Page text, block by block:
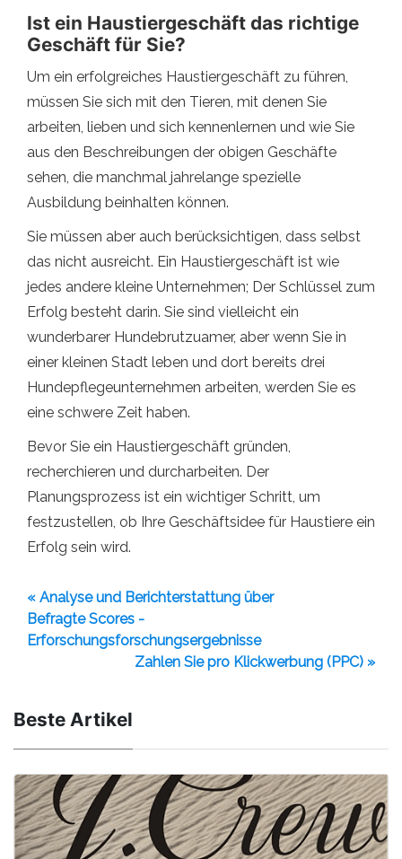
Ist ein Haustiergeschäft das richtige
Geschäft für Sie?
Um ein erfolgreiches Haustiergeschäft zu führen,
müssen Sie sich mit den Tieren, mit denen Sie
arbeiten, lieben und sich kennenlernen und wie Sie
aus den Beschreibungen der obigen Geschäfte
sehen, die manchmal jahrelange spezielle
Ausbildung beinhalten können.
Sie müssen aber auch berücksichtigen, dass selbst
das nicht ausreicht. Ein Haustiergeschäft ist wie
jedes andere kleine Unternehmen; Der Schlüssel zum
Erfolg besteht darin. Sie sind vielleicht ein
wunderbarer Hundebrutzuamer, aber wenn Sie in
einer kleinen Stadt leben und dort bereits drei
Hundepflegeunternehmen arbeiten, werden Sie es
eine schwere Zeit haben.
Bevor Sie ein Haustiergeschäft gründen,
recherchieren und durcharbeiten. Der
Planungsprozess ist ein wichtiger Schritt, um
festzustellen, ob Ihre Geschäftsidee für Haustiere ein
Erfolg sein wird.
« Analyse und Berichterstattung über
Befragte Scores -
Erforschungsforschungsergebnisse
Zahlen Sie pro Klickwerbung (PPC) »
Beste Artikel